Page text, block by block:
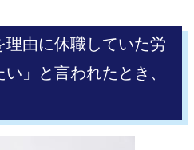
理由に休職していた労
」と言われたとき、